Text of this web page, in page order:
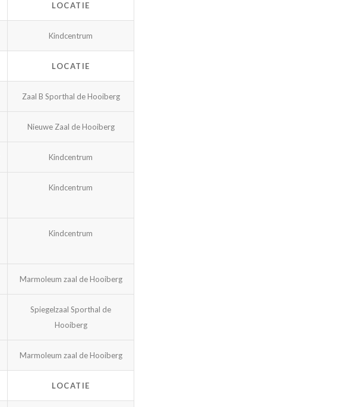
LOCATIE
Kindcentrum
LOCATIE
Zaal B Sporthal de Hooiberg
Nieuwe Zaal de Hooiberg
Kindcentrum
Kindcentrum
Kindcentrum
Marmoleum zaal de Hooiberg
Spiegelzaal Sporthal de
Hooiberg
Marmoleum zaal de Hooiberg
LOCATIE